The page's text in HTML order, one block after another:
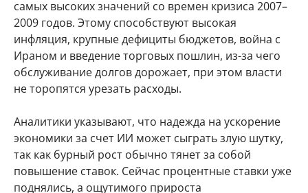
самых высоких значений со времен кризиса 2007–
2009 годов. Этому способствуют высокая
инфляция, крупные дефициты бюджетов, война с
Ираном и введение торговых пошлин, из-за чего
обслуживание долгов дорожает, при этом власти
не торопятся урезать расходы.
Аналитики указывают, что надежда на ускорение
экономики за счет ИИ может сыграть злую шутку,
так как бурный рост обычно тянет за собой
повышение ставок. Сейчас процентные ставки уже
поднялись, а ощутимого прироста